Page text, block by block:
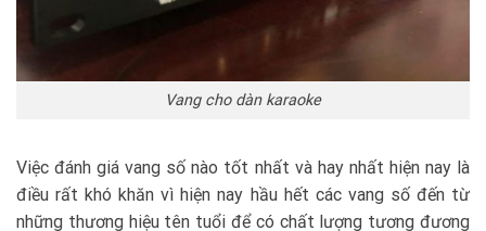
Vang cho dàn karaoke
Việc đánh giá vang số nào tốt nhất và hay nhất hiện nay là
điều rất khó khăn vì hiện nay hầu hết các vang số đến từ
những thương hiệu tên tuổi để có chất lượng tương đương